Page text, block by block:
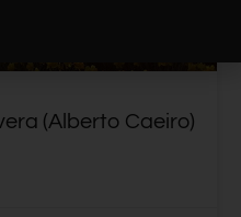
(Alberto Caeiro)